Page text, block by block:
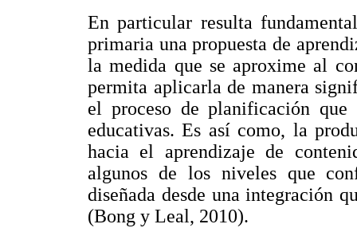
En particular resulta
primaria una propuesta de
la medida que se aproxime al
permita aplicarla de manera
el proceso de planificación que
educativas. Es así como, la
hacia el aprendizaje de
algunos de los niveles que
diseñada desde una integración
(Bong y Leal, 2010).